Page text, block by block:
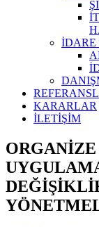
KARARLAR
İLETİŞİM